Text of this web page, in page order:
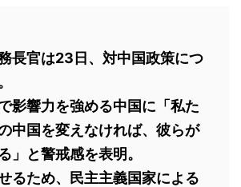
長官は23日、対中国政策につ
影響力を強める中国に「私た
中国を変えなければ、彼らが
」と警戒感を表明。
るため、民主主義国家による